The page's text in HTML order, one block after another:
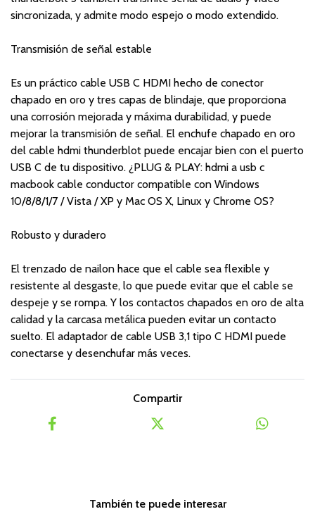
sincronizada, y admite modo espejo o modo extendido.
Transmisión de señal estable
Es un práctico cable USB C HDMI hecho de conector
chapado en oro y tres capas de blindaje, que proporciona
una corrosión mejorada y máxima durabilidad, y puede
mejorar la transmisión de señal. El enchufe chapado en oro
del cable hdmi thunderblot puede encajar bien con el puerto
USB C de tu dispositivo. ¿PLUG & PLAY: hdmi a usb c
macbook cable conductor compatible con Windows
10/8/8/1/7 / Vista / XP y Mac OS X, Linux y Chrome OS?
Robusto y duradero
El trenzado de nailon hace que el cable sea flexible y
resistente al desgaste, lo que puede evitar que el cable se
despeje y se rompa. Y los contactos chapados en oro de alta
calidad y la carcasa metálica pueden evitar un contacto
suelto. El adaptador de cable USB 3,1 tipo C HDMI puede
conectarse y desenchufar más veces.
Compartir
También te puede interesar